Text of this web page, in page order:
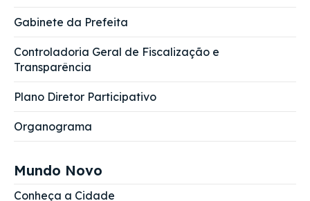
Gabinete da Prefeita
Controladoria Geral de Fiscalização e
Transparência
Plano Diretor Participativo
Organograma
Mundo Novo
Conheça a Cidade